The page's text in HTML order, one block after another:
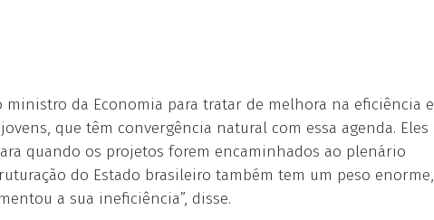
ministro da Economia para tratar de melhora na eficiência e
que têm convergência natural com essa agenda. Eles
quando os projetos forem encaminhados ao plenário
do Estado brasileiro também tem um peso enorme,
a sua ineficiência”, disse.